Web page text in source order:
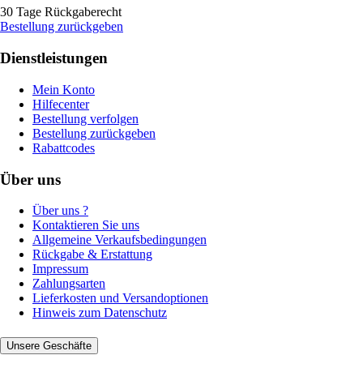
30 Tage Rückgaberecht
Bestellung zurückgeben
Dienstleistungen
Mein Konto
Hilfecenter
Bestellung verfolgen
Bestellung zurückgeben
Rabattcodes
Über uns
Über uns ?
Kontaktieren Sie uns
Allgemeine Verkaufsbedingungen
Rückgabe & Erstattung
Impressum
Zahlungsarten
Lieferkosten und Versandoptionen
Hinweis zum Datenschutz
Unsere Geschäfte